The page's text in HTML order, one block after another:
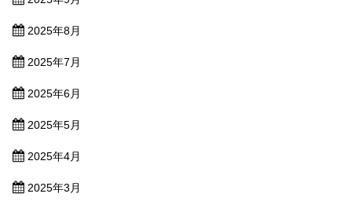
2025年8月
2025年7月
2025年6月
2025年5月
2025年4月
2025年3月